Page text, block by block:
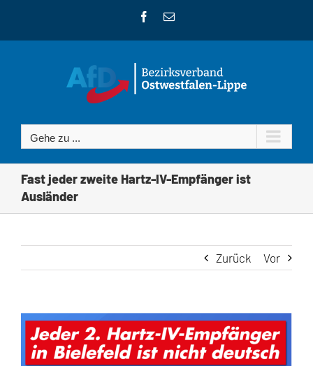
Facebook
E-
Gehe zu ...
Fast jeder zweite Hartz-IV-Empfänger ist
Ausländer
Zurück Vor
Zeige
grösseres
Bild